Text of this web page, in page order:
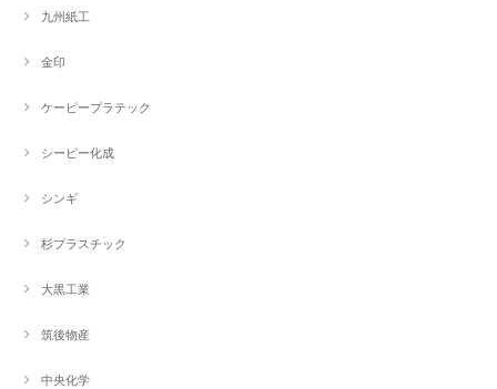
九州紙工
金印
ケーピープラテック
シーピー化成
シンギ
杉プラスチック
大黒工業
筑後物産
中央化学